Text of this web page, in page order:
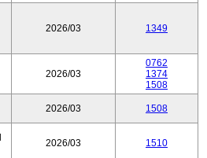
2026/03 1349
2026/03
0762
1374
1508
2026/03 1508
2026/03 1510